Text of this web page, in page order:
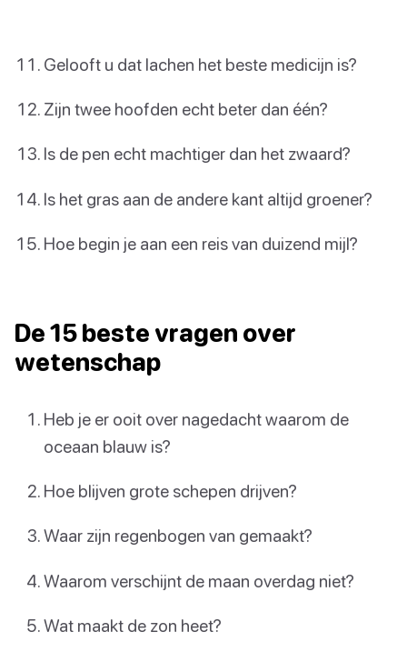
Gelooft u dat lachen het beste medicijn is?
Zijn twee hoofden echt beter dan één?
Is de pen echt machtiger dan het zwaard?
Is het gras aan de andere kant altijd groener?
Hoe begin je aan een reis van duizend mijl?
De 15 beste vragen over
wetenschap
Heb je er ooit over nagedacht waarom de
oceaan blauw is?
Hoe blijven grote schepen drijven?
Waar zijn regenbogen van gemaakt?
Waarom verschijnt de maan overdag niet?
Wat maakt de zon heet?